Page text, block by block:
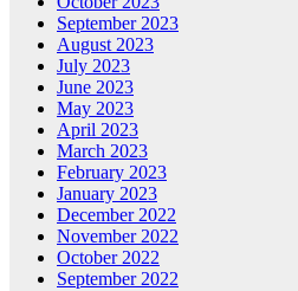
September 2023
August 2023
July 2023
June 2023
May 2023
April 2023
March 2023
February 2023
January 2023
December 2022
November 2022
October 2022
September 2022